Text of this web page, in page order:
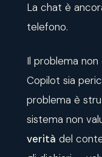
La chat è
telefono.
Il problema non
Copilot sia
problema è
sistema non
verità del